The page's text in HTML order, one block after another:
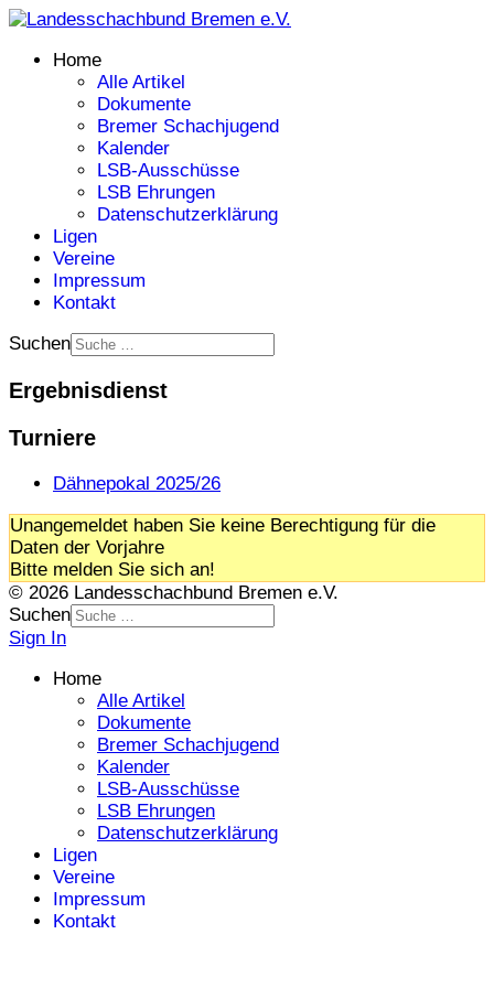
Home
Alle Artikel
Dokumente
Bremer Schachjugend
Kalender
LSB-Ausschüsse
LSB Ehrungen
Datenschutzerklärung
Ligen
Vereine
Impressum
Kontakt
Suchen
Ergebnisdienst
Turniere
Dähnepokal 2025/26
Unangemeldet haben Sie keine Berechtigung für die
Daten der Vorjahre
Bitte melden Sie sich an!
© 2026 Landesschachbund Bremen e.V.
Suchen
Sign In
Home
Alle Artikel
Dokumente
Bremer Schachjugend
Kalender
LSB-Ausschüsse
LSB Ehrungen
Datenschutzerklärung
Ligen
Vereine
Impressum
Kontakt